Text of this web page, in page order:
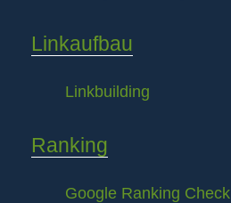
Linkaufbau
Linkbuilding
Ranking
Google Ranking Check